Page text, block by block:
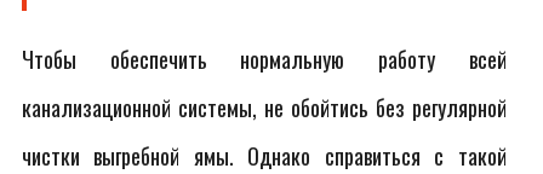
Чтобы обеспечить нормальную работу всей
канализационной системы, не обойтись без регулярной
чистки выгребной ямы. Однако справиться с такой